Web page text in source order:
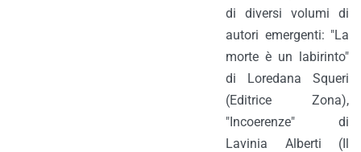
di diversi volumi di
autori emergenti: "La
morte è un labirinto"
di Loredana Squeri
(Editrice Zona),
"Incoerenze" di
Lavinia Alberti (Il